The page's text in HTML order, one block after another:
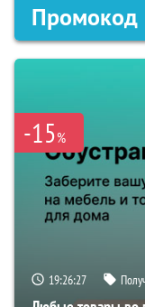
Промокод
-15%
19:26:27